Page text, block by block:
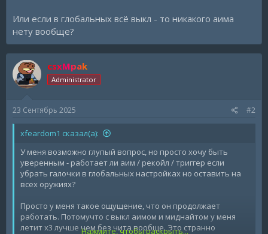
Или если в глобальных всё выкл - то никакого аима
нету вообще?
csxMpak
Administrator
23 Сентябрь 2025 #2
xfeardom1 сказал(а):
У меня возможно глупый вопрос, но просто хочу быть
уверенным - работает ли аим / рекойл / триггер если
убрать галочки в глобальных настройках но оставить на
всех оружиях?
Просто у меня такое ощущение, что он продолжает
работать. Потомучто с выкл аимом и миднайтом у меня
летит х3 лучше чем без чита вообще. Это странно
Нажмите, чтобы раскрыть...